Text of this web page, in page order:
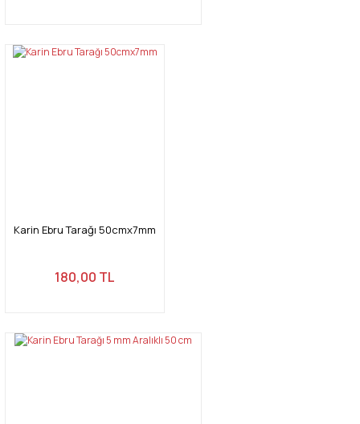
Karin Ebru Tarağı 50cmx7mm
180,00 TL